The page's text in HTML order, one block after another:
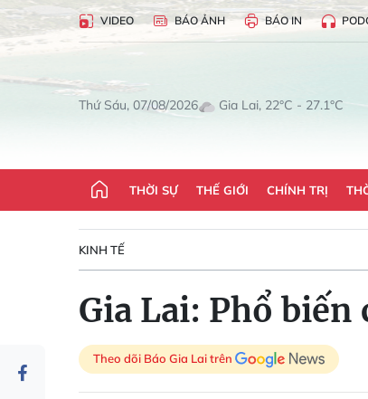
VIDEO BÁO ẢNH BÁO IN
Thứ Sáu, 07/08/2026 Gia Lai, 22°C - 27.1°C
THỜI SỰ THẾ GIỚI CHÍNH TRỊ
KINH TẾ
Gia Lai: Phổ
Theo dõi Báo Gia Lai trên